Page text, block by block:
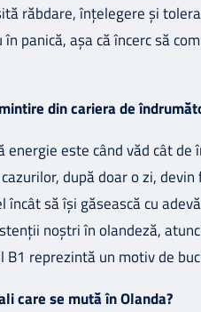
răbdare, înțelegere și
panică, așa că încerc să
din cariera de
energie este când văd cât
după doar o zi,
să își găsească cu
noștri în olandeză,
reprezintă un motiv de
care se mută în Olanda?